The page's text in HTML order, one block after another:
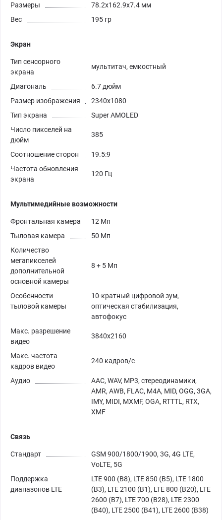
Размеры
78.2x162.9x7.4 мм
Вес
195 гр
Экран
Тип сенсорного
экрана
мультитач, емкостный
Диагональ
6.7 дюйм
Размер изображения
2340x1080
Тип экрана
Super AMOLED
Число пикселей на
дюйм
385
Соотношение сторон
19.5:9
Частота обновления
экрана
120 Гц
Мультимедийные возможности
Фронтальная камера
12 Мп
Тыловая камера
50 Мп
Количество
мегапикселей
дополнительной
основной камеры
8 + 5 Мп
Особенности
тыловой камеры
10-кратный цифровой зум,
оптическая стабилизация,
автофокус
Макс. разрешение
видео
3840x2160
Макс. частота
кадров видео
240 кадров/с
Аудио
AAC, WAV, MP3, стереодинамики,
AMR, AWB, FLAC, M4A, MID, OGG, 3GA,
IMY, MIDI, MXMF, OGA, RTTTL, RTX,
XMF
Связь
Стандарт
GSM 900/1800/1900, 3G, 4G LTE,
VoLTE, 5G
Поддержка
диапазонов LTE
LTE 900 (B8), LTE 850 (B5), LTE 1800
(B3), LTE 2100 (B1), LTE 800 (B20), LTE
2600 (B7), LTE 700 (B28), LTE 2300
(B40), LTE 2500 (B41), LTE 2600 (B38)